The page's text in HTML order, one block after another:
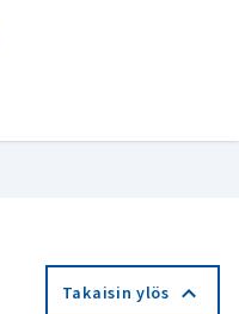
Takaisin ylös